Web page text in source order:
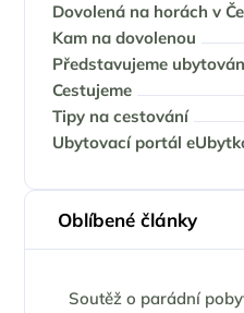
Dovolená na horách v
Kam na dovolenou
Představujeme
Cestujeme
Tipy na cestování
Ubytovací portál
Oblíbené články
Soutěž o parádní